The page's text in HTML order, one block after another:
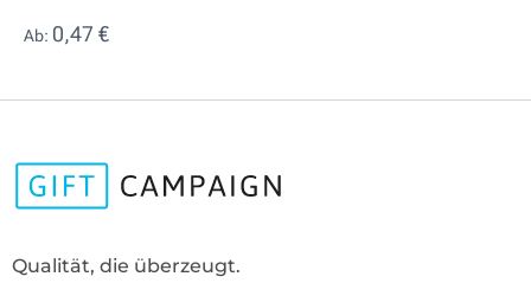
Ab: 0,47 €
Qualität, die überzeugt.